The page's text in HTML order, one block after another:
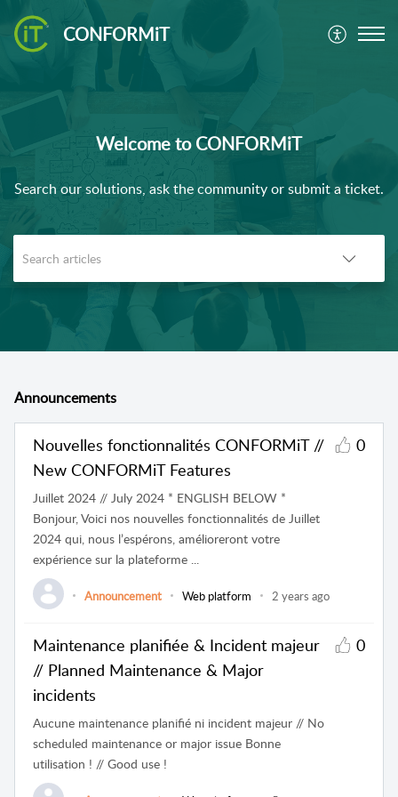
CONFORMiT
Welcome to CONFORMiT
Search our solutions, ask the community or submit a ticket.
Announcements
Nouvelles fonctionnalités CONFORMiT //
New CONFORMiT Features
Juillet 2024 // July 2024 * ENGLISH BELOW *
Bonjour, Voici nos nouvelles fonctionnalités de Juillet
2024 qui, nous l’espérons, amélioreront votre
expérience sur la plateforme ...
0
Announcement Web platform 2 years ago
Maintenance planifiée & Incident majeur
// Planned Maintenance & Major
incidents
Aucune maintenance planifié ni incident majeur // No
scheduled maintenance or major issue Bonne
utilisation ! // Good use !
0